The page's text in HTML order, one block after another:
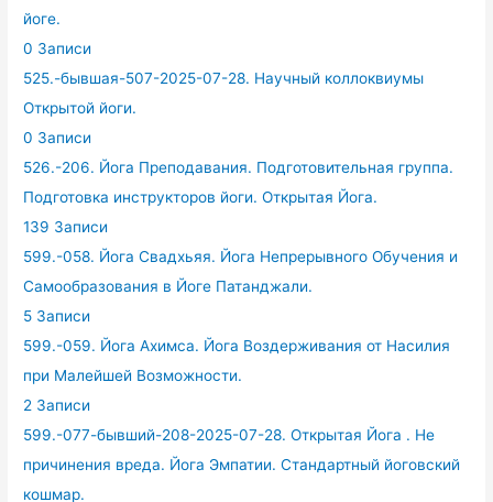
йоге.
0 Записи
525.-бывшая-507-2025-07-28. Научный коллоквиумы
Открытой йоги.
0 Записи
526.-206. Йога Преподавания. Подготовительная группа.
Подготовка инструкторов йоги. Открытая Йога.
139 Записи
599.-058. Йога Свадхьяя. Йога Непрерывного Обучения и
Самообразования в Йоге Патанджали.
5 Записи
599.-059. Йога Ахимса. Йога Воздерживания от Насилия
при Малейшей Возможности.
2 Записи
599.-077-бывший-208-2025-07-28. Открытая Йога . Не
причинения вреда. Йога Эмпатии. Стандартный йоговский
кошмар.